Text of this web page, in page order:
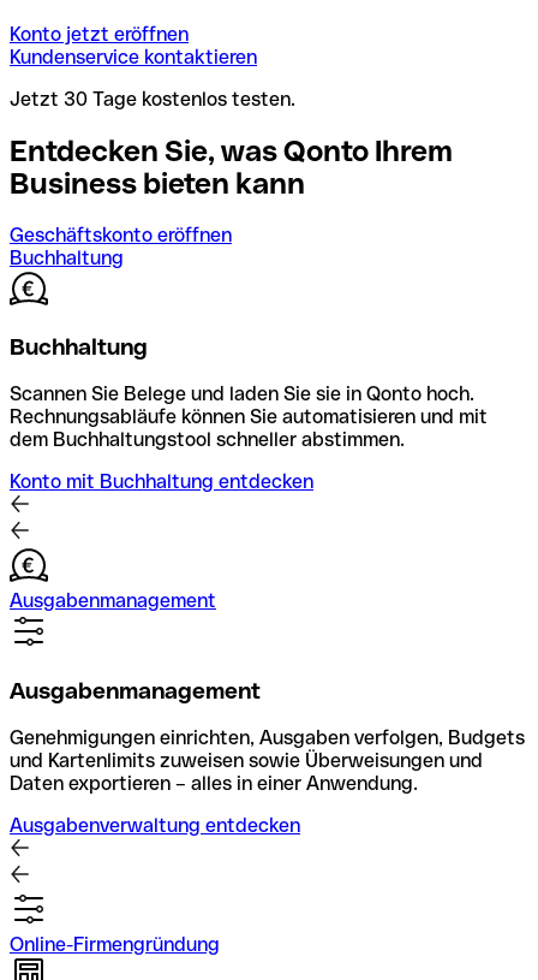
Konto jetzt eröffnen
Kundenservice kontaktieren
Jetzt 30 Tage kostenlos testen.
Entdecken Sie, was Qonto Ihrem
Business bieten kann
Geschäftskonto eröffnen
Buchhaltung
Buchhaltung
Scannen Sie Belege und laden Sie sie in Qonto hoch.
Rechnungsabläufe können Sie automatisieren und mit
dem Buchhaltungstool schneller abstimmen.
Konto mit Buchhaltung entdecken
Ausgabenmanagement
Ausgabenmanagement
Genehmigungen einrichten, Ausgaben verfolgen, Budgets
und Kartenlimits zuweisen sowie Überweisungen und
Daten exportieren – alles in einer Anwendung.
Ausgabenverwaltung entdecken
Online-Firmengründung